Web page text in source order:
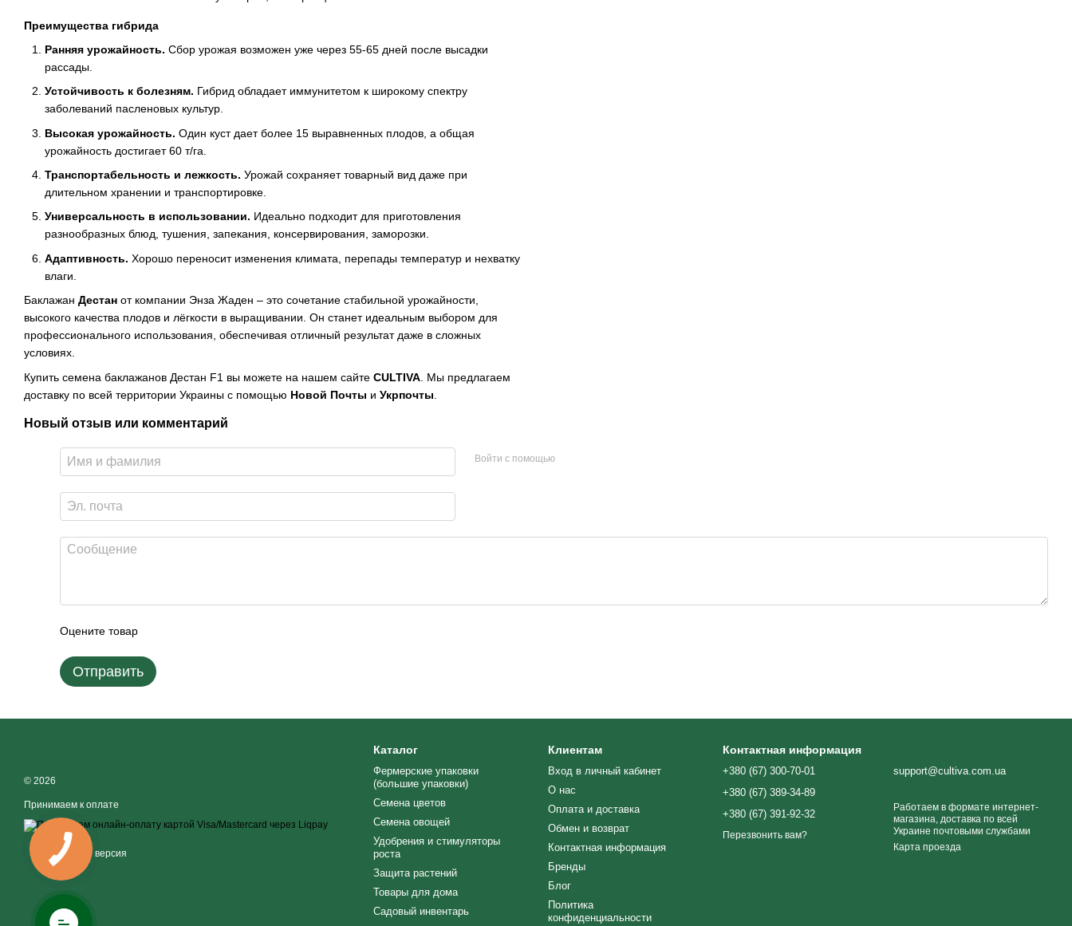
Преимущества гибрида
Ранняя урожайность. Сбор урожая возможен уже через 55-65 дней после высадки
рассады.
Устойчивость к болезням. Гибрид обладает иммунитетом к широкому спектру
заболеваний пасленовых культур.
Высокая урожайность. Один куст дает более 15 выравненных плодов, а общая
урожайность достигает 60 т/га.
Транспортабельность и лежкость. Урожай сохраняет товарный вид даже при
длительном хранении и транспортировке.
Универсальность в использовании. Идеально подходит для приготовления
разнообразных блюд, тушения, запекания, консервирования, заморозки.
Адаптивность. Хорошо переносит изменения климата, перепады температур и нехватку
влаги.
Баклажан Дестан от компании Энза Жаден – это сочетание стабильной урожайности,
высокого качества плодов и лёгкости в выращивании. Он станет идеальным выбором для
профессионального использования, обеспечивая отличный результат даже в сложных
условиях.
Купить семена баклажанов Дестан F1 вы можете на нашем сайте CULTIVA . Мы предлагаем
доставку по всей территории Украины с помощью Новой Почты и Укрпочты
Новый отзыв или комментарий
Войти с помощью
Оцените товар
Отправить
© 2026
Принимаем к оплате
Мобильная версия
Каталог
Фермерские упаковки
(большие упаковки)
Семена цветов
Семена овощей
Удобрения и стимуляторы
роста
Защита растений
Товары для дома
Cадовый инвентарь
Клиентам
Вход в личный кабинет
О нас
Оплата и доставка
Обмен и возврат
Контактная информация
Бренды
Блог
Политика
конфиденциальности
Контактная информация
+380 (67) 300-70-01
+380 (67) 389-34-89
+380 (67) 391-92-32
Перезвонить вам?
support@cultiva.com.ua
Работаем в формате интернет-
магазина, доставка по всей
Украине почтовыми службами
Карта проезда